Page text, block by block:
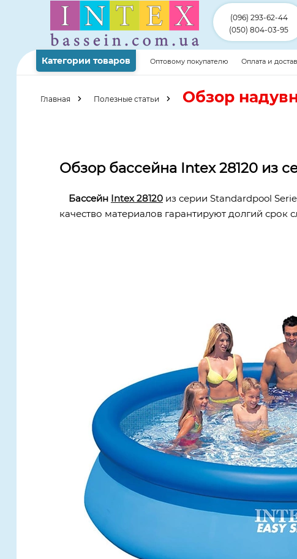
(096) 293-62-44
(050) 804-03-95
Категории товаров Оптовому покупателю Оплата и
статьи
Главная Полезные статьи Обзор
Обзор бассейна Intex 28120 из
Бассейн Intex 28120из серии Standardpool
качество материалов гарантируют долгий срок